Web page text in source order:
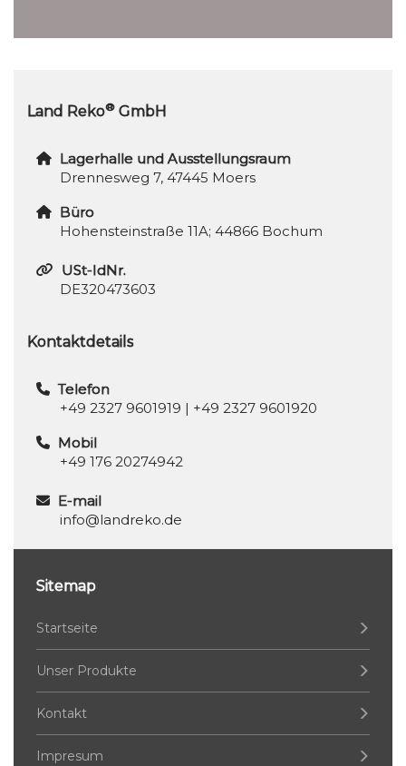
Land Reko® GmbH
Lagerhalle und Ausstellungsraum
Drennesweg 7, 47445 Moers
Büro
Hohensteinstraße 11A; 44866 Bochum
USt-IdNr.
DE320473603
Kontaktdetails
Telefon
+49 2327 9601919 | +49 2327 9601920
Mobil
+49 176 20274942
E-mail
info@landreko.de
Sitemap
Startseite
Unser Produkte
Kontakt
Impresum